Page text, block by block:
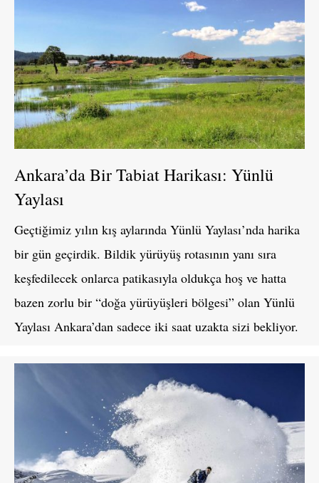
Ankara’da Bir Tabiat Harikası: Yünlü
Yaylası
Geçtiğimiz yılın kış aylarında Yünlü Yaylası’nda harika
bir gün geçirdik. Bildik yürüyüş rotasının yanı sıra
keşfedilecek onlarca patikasıyla oldukça hoş ve hatta
bazen zorlu bir “doğa yürüyüşleri bölgesi” olan Yünlü
Yaylası Ankara’dan sadece iki saat uzakta sizi bekliyor.